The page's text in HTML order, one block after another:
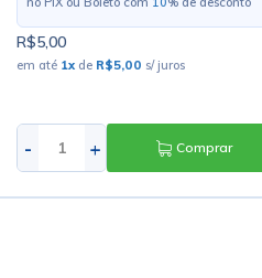
R$5,00
em até 1xde R$5,00 s/ juros
- + Comprar